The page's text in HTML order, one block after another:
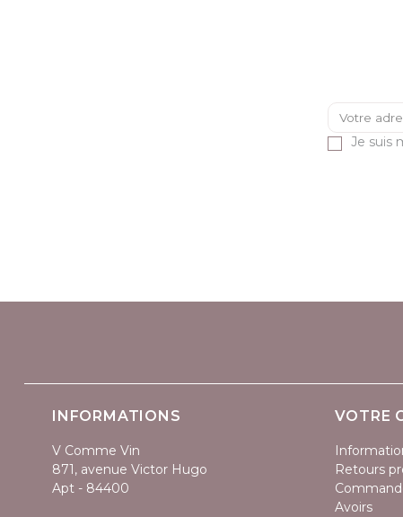
Je suis
INFORMATIONS
V Comme Vin
871, avenue Victor Hugo
Apt - 84400
VOTRE
Retours
Avoirs